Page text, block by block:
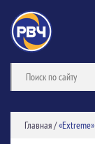
Главная/